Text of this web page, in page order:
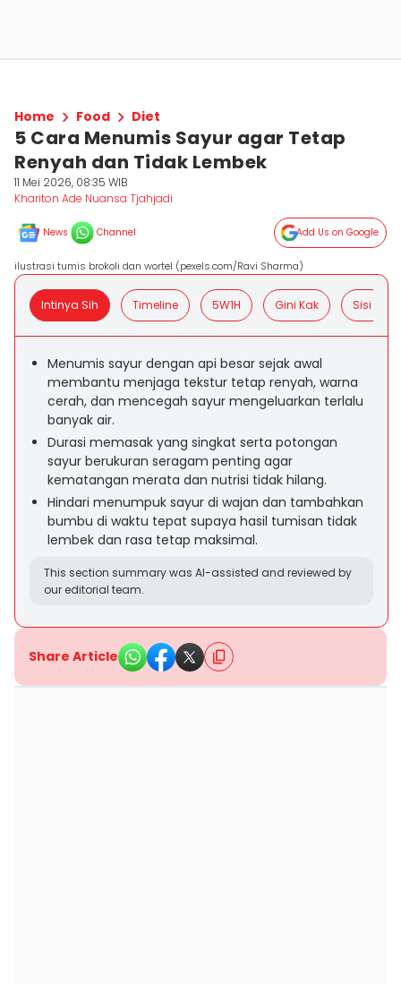
Home Food Diet
5 Cara Menumis Sayur agar Tetap
Renyah dan Tidak Lembek
11 Mei 2026, 08:35 WIB
Khariton Ade Nuansa Tjahjadi
News Channel Add Us on Google
ilustrasi tumis brokoli dan wortel (pexels.com/Ravi Sharma)
Intinya Sih Timeline 5W1H Gini Kak Sisi
Menumis sayur dengan api besar sejak awal
membantu menjaga tekstur tetap renyah, warna
cerah, dan mencegah sayur mengeluarkan terlalu
banyak air.
Durasi memasak yang singkat serta potongan
sayur berukuran seragam penting agar
kematangan merata dan nutrisi tidak hilang.
Hindari menumpuk sayur di wajan dan tambahkan
bumbu di waktu tepat supaya hasil tumisan tidak
lembek dan rasa tetap maksimal.
This section summary was AI-assisted and reviewed by
our editorial team.
Share Article